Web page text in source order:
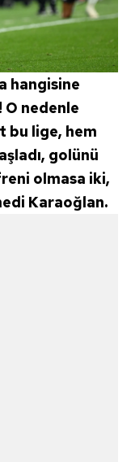
hangisine
O nedenle
bu lige, hem
golünü
olmasa iki,
Karaoğlan.